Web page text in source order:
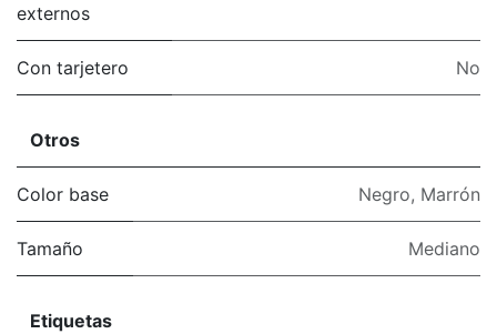
externos
Con tarjetero No
Otros
Color base Negro, Marrón
Tamaño Mediano
Etiquetas